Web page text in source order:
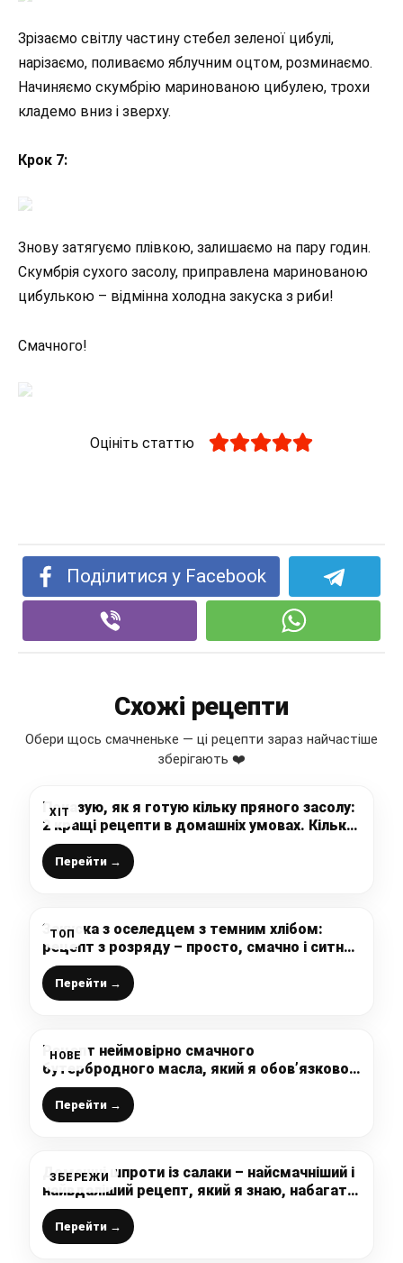
Зрізаємо світлу частину стебел зеленої цибулі,
нарізаємо, поливаємо яблучним оцтом, розминаємо.
Начиняємо скумбрію маринованою цибулею, трохи
кладемо вниз і зверху.
Крок 7:
Знову затягуємо плівкою, залишаємо на пару годин.
Скумбрія сухого засолу, приправлена маринованою
цибулькою – відмінна холодна закуска з риби!
Смачного!
Оцініть статтю
Поділитися у Facebook
Схожі рецепти
Обери щось смачненьке — ці рецепти зараз найчастіше
зберігають ❤️
ХІТ
Показую, як я готую кільку пряного засолу:
2 кращі рецепти в домашніх умовах. Кілька
пряного засолу по ДСТУ, як колись була у
магазинах
Перейти →
ТОП
Закуска з оселедцем з темним хлібом:
рецепт з розряду – просто, смачно і ситно,
подаю до будь-якого столу
Перейти →
НОВЕ
Рецепт неймовірно смачного
бутербродного масла, який я обов’язково
роблю на святковий стіл: дуже смачне,
красиве і всі гості у захваті
Перейти →
ЗБЕРЕЖИ
Домашні шпроти із салаки – найсмачніший і
найвдаліший рецепт, який я знаю, набагато
смачніше магазинних
Перейти →